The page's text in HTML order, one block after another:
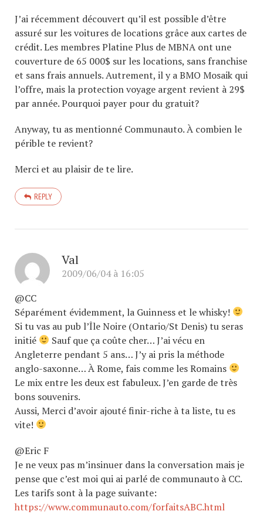
J’ai récemment découvert qu’il est possible d’être
assuré sur les voitures de locations grâce aux cartes de
crédit. Les membres Platine Plus de MBNA ont une
couverture de 65 000$ sur les locations, sans franchise
et sans frais annuels. Autrement, il y a BMO Mosaik qui
l’offre, mais la protection voyage argent revient à 29$
par année. Pourquoi payer pour du gratuit?
Anyway, tu as mentionné Communauto. À combien le
périble te revient?
Merci et au plaisir de te lire.
REPLY
Val
2009/06/04 à 16:05
@CC
Séparément évidemment, la Guinness et le whisky!
Si tu vas au pub l’Île Noire (Ontario/St Denis) tu seras
initié
Sauf que ça coûte cher… J’ai vécu en
Angleterre pendant 5 ans… J’y ai pris la méthode
anglo-saxonne… À Rome, fais comme les Romains
Le mix entre les deux est fabuleux. J’en garde de très
bons souvenirs.
Aussi, Merci d’avoir ajouté finir-riche à ta liste, tu es
vite!
@Eric F
Je ne veux pas m’insinuer dans la conversation mais je
pense que c’est moi qui ai parlé de communauto à CC.
Les tarifs sont à la page suivante:
https://www.communauto.com/forfaitsABC.html